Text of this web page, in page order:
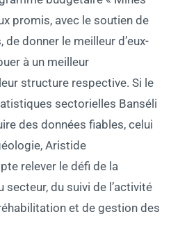
promis, avec le soutien de
donner le meilleur d’eux-
à un meilleur
structure respective. Si le
sectorielles Banséli
des données fiables, celui
Aristide
relever le défi de la
du suivi de l’activité
et de gestion des